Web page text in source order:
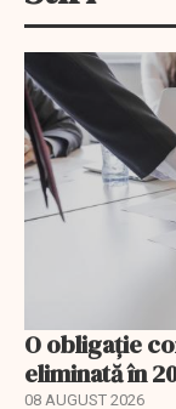
O obligație
eliminată în
08 AUGUST 2026